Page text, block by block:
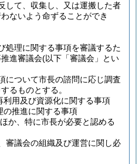
して、収集し、又は運搬した者
ないよう命ずることができ
処理に関する事項を審議するた
進審議会(以下「審議会」とい
について市長の諮問に応じ調査
るものとする。
利用及び資源化に関する事項
の推進に関する事項
か、特に市長が必要と認める
審議会の組織及び運営に関し必